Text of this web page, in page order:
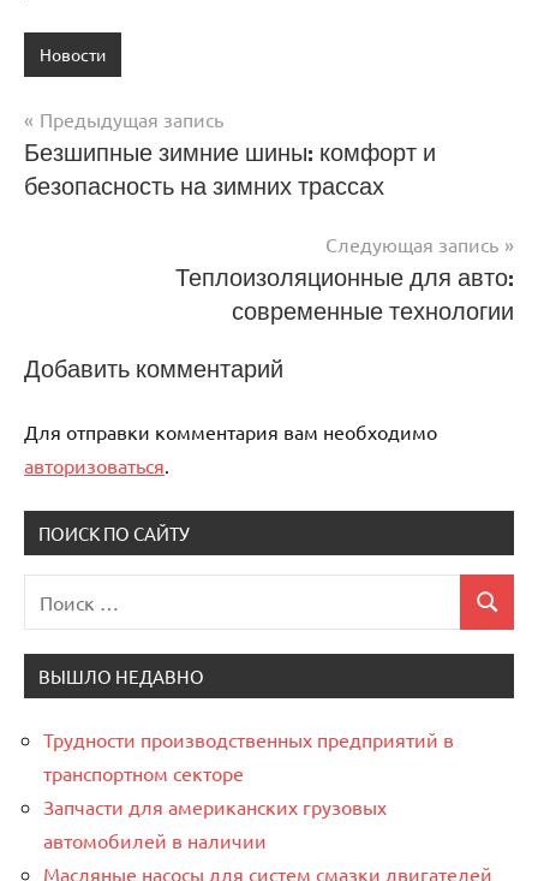
Новости
Навигация
по
Предыдущая запись
Безшипные зимние шины: комфорт и
безопасность на зимних трассах
Следующая запись
Теплоизоляционные для авто:
современные технологии
Добавить комментарий
Для отправки комментария вам необходимо
авторизоваться
ПОИСК ПО САЙТУ
для:
Поиск
ВЫШЛО НЕДАВНО
Трудности производственных предприятий в
транспортном секторе
Запчасти для американских грузовых
автомобилей в наличии
Масляные насосы для систем смазки двигателей